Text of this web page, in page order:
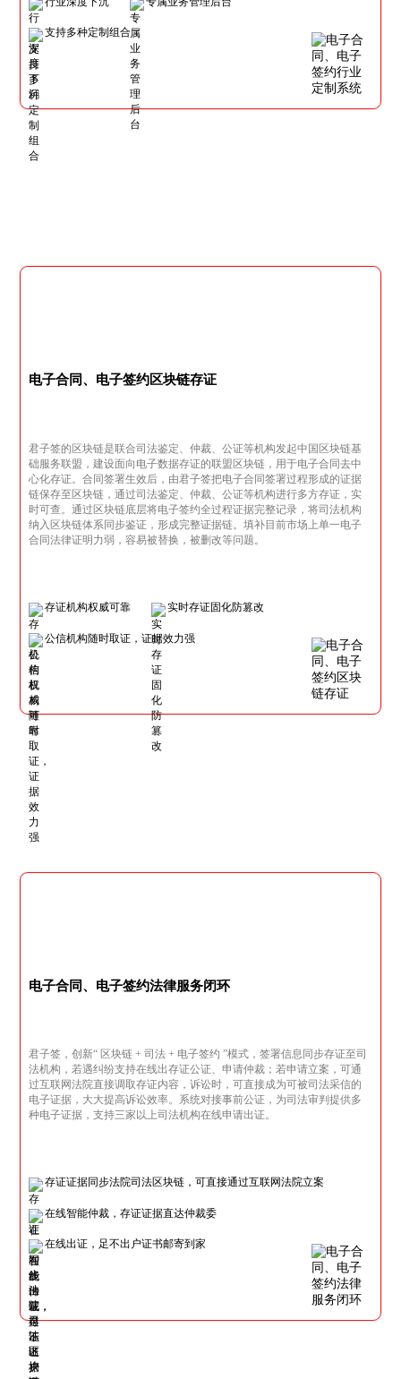
支持多种定制组合
电子合同、电子签约区块链存证
君子签的区块链是联合司法鉴定、仲裁、公证等机构发起中国区块链基
础服务联盟，建设面向电子数据存证的联盟区块链，用于电子合同去中
心化存证。合同签署生效后，由君子签把电子合同签署过程形成的证据
链保存至区块链，通过司法鉴定、仲裁、公证等机构进行多方存证，实
时可查。通过区块链底层将电子签约全过程证据完整记录，将司法机构
纳入区块链体系同步鉴证，形成完整证据链。填补目前市场上单一电子
合同法律证明力弱，容易被替换，被删改等问题。
存证机构权威可靠 实时存证固化防篡改
公信机构随时取证，证据效力强
电子合同、电子签约法律服务闭环
君子签，创新“ 区块链 + 司法 + 电子签约 ”模式，签署信息同步存证至司
法机构，若遇纠纷支持在线出存证公证、申请仲裁；若申请立案，可通
过互联网法院直接调取存证内容，诉讼时，可直接成为可被司法采信的
电子证据，大大提高诉讼效率。系统对接事前公证，为司法审判提供多
种电子证据，支持三家以上司法机构在线申请出证。
存证证据同步法院司法区块链，可直接通过互联网法院立案
在线智能仲裁，存证证据直达仲裁委
在线出证，足不出户证书邮寄到家